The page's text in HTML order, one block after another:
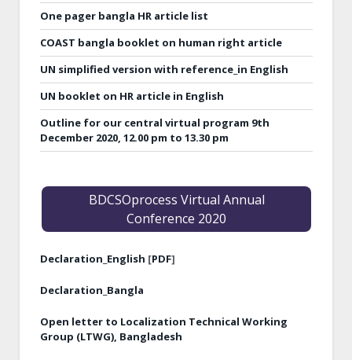
One pager bangla HR article list
COAST bangla booklet on human right article
UN simplified version with reference_in English
UN booklet on HR article in English
Outline for our central virtual program 9th
December 2020, 12.00 pm to 13.30 pm
BDCSOprocess Virtual Annual
Conference 2020
Declaration_English [PDF]
Declaration_Bangla
Open letter to Localization Technical Working
Group (LTWG), Bangladesh